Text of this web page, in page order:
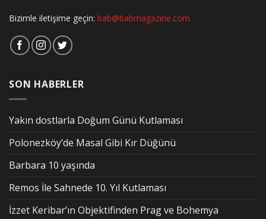
Bizimle iletişime geçin: bab@babmagazine.com
SON HABERLER
Yakın dostlarla Doğum Günü Kutlaması
Polonezköy’de Masal Gibi Kır Düğünü
Barbara 10 yaşında
Remos İle Sahnede 10. Yıl Kutlaması
İzzet Keribar’ın Objektifinden Prag ve Bohemya